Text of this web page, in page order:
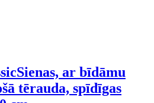
Sienas, ar bīdāmu
tērauda, spīdīgas